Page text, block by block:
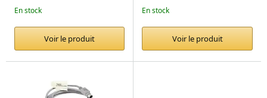
En stock
Voir le produit
En stock
Voir le produit